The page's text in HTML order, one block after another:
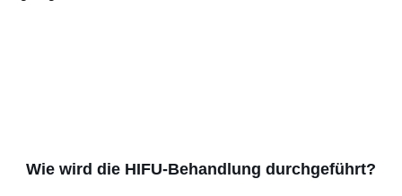
Wie wird die HIFU-Behandlung durchgeführt?